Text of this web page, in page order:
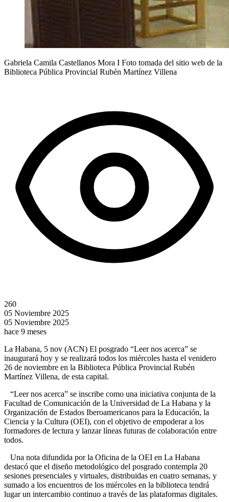
Gabriela Camila Castellanos Mora I Foto tomada del sitio web de la
Biblioteca Pública Provincial Rubén Martínez Villena
260
05 Noviembre 2025
05 Noviembre 2025
hace 9 meses
La Habana, 5 nov (ACN) El posgrado “Leer nos acerca” se
inaugurará hoy y se realizará todos los miércoles hasta el venidero
26 de noviembre en la Biblioteca Pública Provincial Rubén
Martínez Villena, de esta capital.
“Leer nos acerca” se inscribe como una iniciativa conjunta de la
Facultad de Comunicación de la Universidad de La Habana y la
Organización de Estados Iberoamericanos para la Educación, la
Ciencia y la Cultura (OEI), con el objetivo de empoderar a los
formadores de lectura y lanzar líneas futuras de colaboración entre
todos.
Una nota difundida por la Oficina de la OEI en La Habana
destacó que el diseño metodológico del posgrado contempla 20
sesiones presenciales y virtuales, distribuidas en cuatro semanas, y
sumado a los encuentros de los miércoles en la biblioteca tendrá
lugar un intercambio continuo a través de las plataformas digitales.